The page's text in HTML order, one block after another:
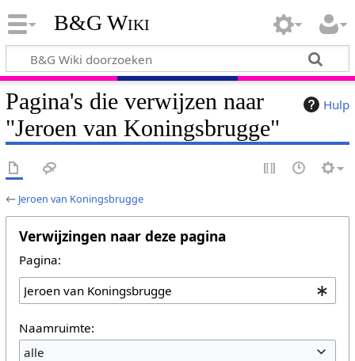
B&G Wiki
Hulp
Pagina's die verwijzen naar
"Jeroen van Koningsbrugge"
← Jeroen van Koningsbrugge
Verwijzingen naar deze pagina
Pagina:
Naamruimte:
alle